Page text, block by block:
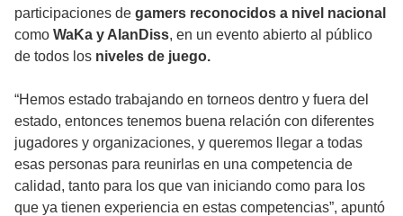
participaciones de gamers reconocidos a nivel nacional
como WaKa y AlanDiss, en un evento abierto al público
de todos los niveles de juego.
“Hemos estado trabajando en torneos dentro y fuera del
estado, entonces tenemos buena relación con diferentes
jugadores y organizaciones, y queremos llegar a todas
esas personas para reunirlas en una competencia de
calidad, tanto para los que van iniciando como para los
que ya tienen experiencia en estas competencias”, apuntó